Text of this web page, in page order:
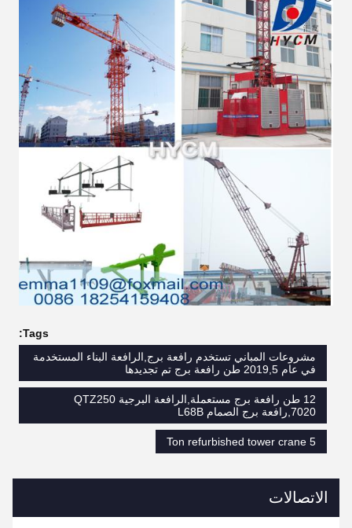
Tags:
مشروعات المباني تستخدم رافعة برج,الرافعة البناء المستخدمة
في عام 2019,5 طن رافعة برج تم تجديدها
12 طن رافعة برج مستعملة,الرافعة البرجية QTZ250
7020,رافعة برج الصمام L68B
5 Ton refurbished tower crane
الاتصالات